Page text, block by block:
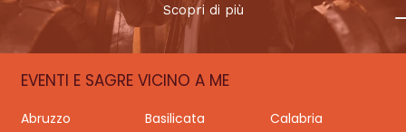
Scopri di più
EVENTI E SAGRE VICINO A ME
Abruzzo Basilicata
Calabria